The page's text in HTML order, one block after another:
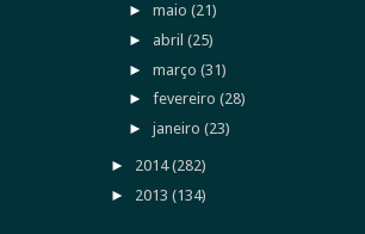
►maio(21)
► abril(25)
►março(31)
►fevereiro(28)
►janeiro(23)
► 2014(282)
► 2013 (134)